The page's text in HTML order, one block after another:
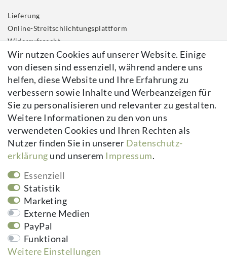
Lieferung
Online-Streitschlichtungsplattform
Widerrufs­recht
Impressum
Daten­schutz­erklärung
AGB
Kontakt
Vertrag widerrufen
Newsletter
E-MAIL **
Newsletter
Hiermit bestätige ich, dass ich die
Meine Einwilligung kann ich jederzeit widerrufen.**
Wir nutzen Cookies auf unserer Website. Einige
von diesen sind essenziell, während andere uns
helfen, diese Website und Ihre Erfahrung zu
verbessern sowie Inhalte und Werbeanzeigen für
Sie zu personalisieren und relevanter zu gestalten.
Weitere Informationen zu den von uns
verwendeten Cookies und Ihren Rechten als
Nutzer finden Sie in unserer Daten­schutz­
erklärung und unserem Impressum.
Essenziell
Statistik
Marketing
Externe Medien
PayPal
Funktional
Weitere Einstellungen